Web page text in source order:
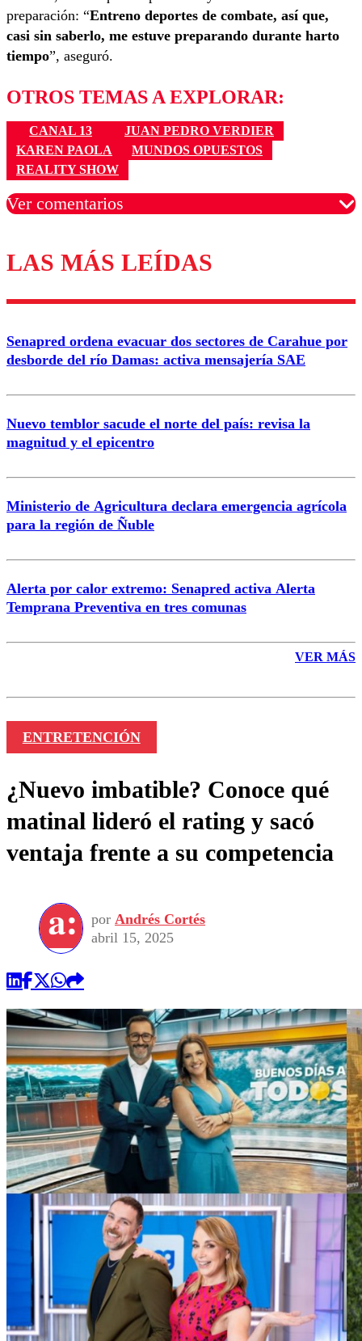
preparación: “Entreno deportes de combate, así que,
casi sin saberlo, me estuve preparando durante harto
tiempo”, aseguró.
OTROS TEMAS A EXPLORAR:
CANAL 13
JUAN PEDRO VERDIER
KAREN PAOLA
MUNDOS OPUESTOS
REALITY SHOW
Ver comentarios
Los comentarios son moderados para garantizar un
diálogo respetuoso.
Nombre
Correo
LAS MÁS LEÍDAS
Senapred ordena evacuar dos sectores de Carahue por
desborde del río Damas: activa mensajería SAE
Nuevo temblor sacude el norte del país: revisa la
magnitud y el epicentro
Ministerio de Agricultura declara emergencia agrícola
para la región de Ñuble
Alerta por calor extremo: Senapred activa Alerta
Temprana Preventiva en tres comunas
VER MÁS
ENTRETENCIÓN
¿Nuevo imbatible? Conoce qué
matinal lideró el rating y sacó
ventaja frente a su competencia
por Andrés Cortés
abril 15, 2025